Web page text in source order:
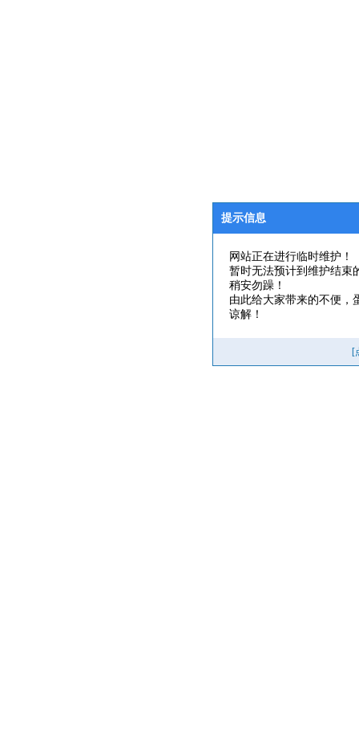
提示信息
网站正在进行临时维护！
暂时无法预计到维护结束
稍安勿躁！
由此给大家带来的不便，
谅解！
[